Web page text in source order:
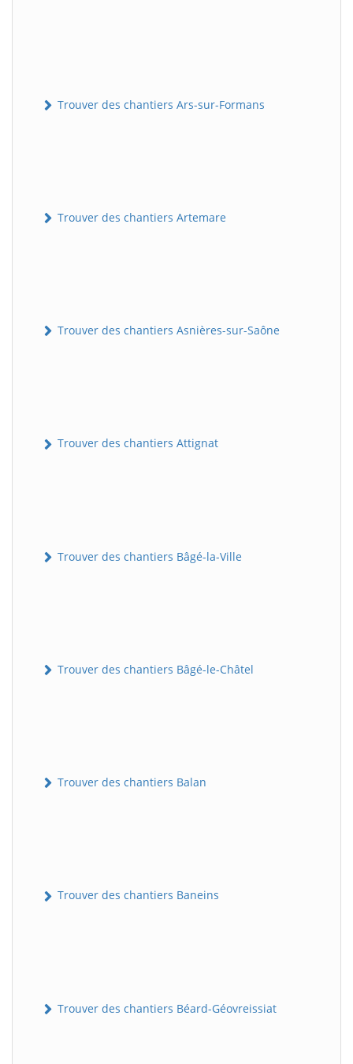
Trouver des chantiers Ars-sur-Formans
Trouver des chantiers Artemare
Trouver des chantiers Asnières-sur-Saône
Trouver des chantiers Attignat
Trouver des chantiers Bâgé-la-Ville
Trouver des chantiers Bâgé-le-Châtel
Trouver des chantiers Balan
Trouver des chantiers Baneins
Trouver des chantiers Béard-Géovreissiat